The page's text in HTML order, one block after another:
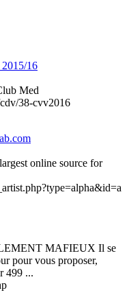
16
Med
38-cvv2016
online source for
MAFIEUX Il se
pour vous proposer,
499 ...